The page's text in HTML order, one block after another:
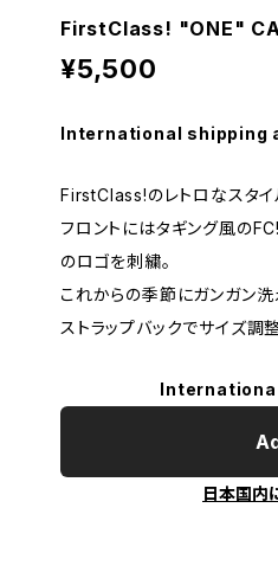
FirstClass! "ONE"
¥5,500
International shipping
FirstClass!のレトロなスタイ
フロントにはタギング風の
のロゴを刺繍。
これからの季節にガンガン洗
ストラップバックでサイズ調
日本国内